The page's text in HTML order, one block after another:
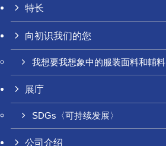
特长
向初识我们的您
我想要我想象中的服装面料和輔料
展庁
SDGs〈可持续发展〉
公司介绍